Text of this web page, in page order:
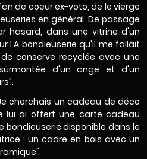
de coeur ex-voto, de le vierge
en général. De passage
hasard, dans une vitrine d'un
LA bondieuserie qu'il me fallait
conserve recyclée avec une
d'un ange et d'un
cherchais un cadeau de déco
lui ai offert une carte cadeau
bondieuserie disponible dans le
: un cadre en bois avec un